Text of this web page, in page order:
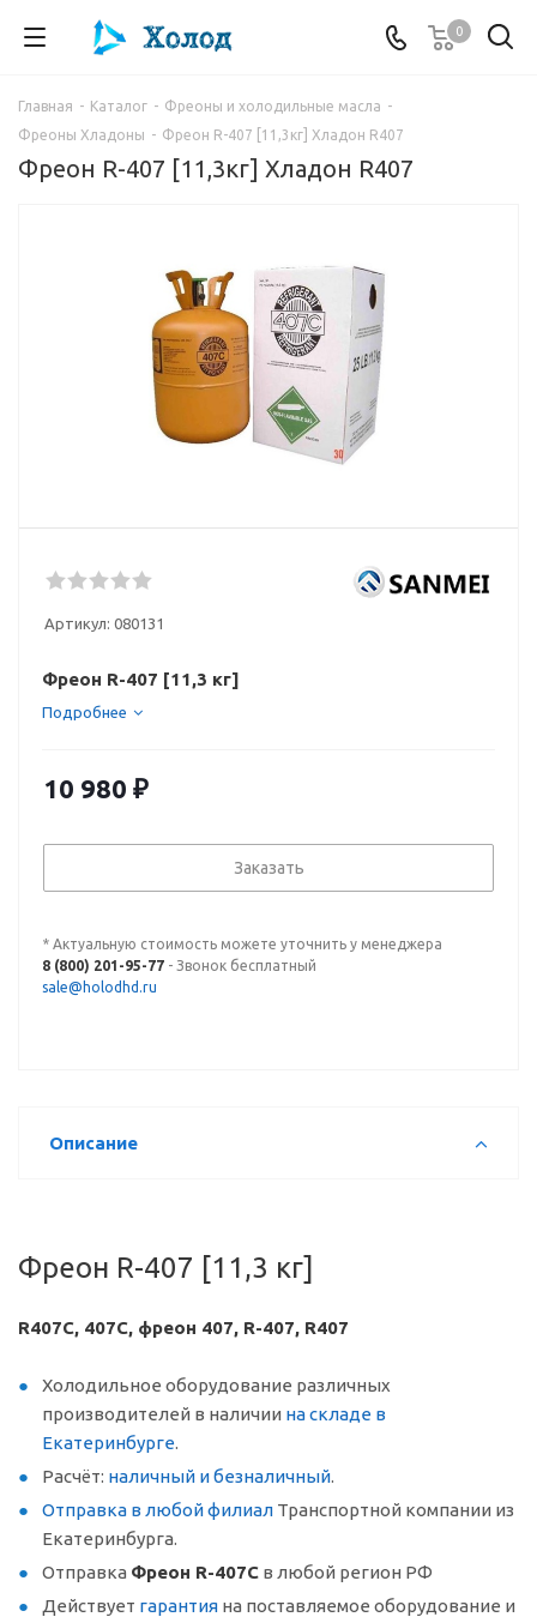
0
Главная - Каталог - Фреоны и холодильные масла -
Фреоны Хладоны - Фреон R-407 [11,3кг] Хладон R407
Фреон R-407 [11,3кг] Хладон R407
Артикул: 080131
Фреон R-407 [11,3 кг]
Подробнее
10 980 ₽
Заказать
* Актуальную стоимость можете уточнить у менеджера
8 (800) 201-95-77 - Звонок бесплатный
sale@holodhd.ru
Описание
Фреон R-407 [11,3 кг]
R407C, 407C, фреон 407, R-407, R407
Холодильное оборудование различных
производителей в наличии на складе в
Екатеринбурге.
Расчёт: наличный и безналичный.
Отправка в любой филиал Транспортной компании из
Екатеринбурга.
Отправка Фреон R-407C в любой регион РФ
Действует гарантия на поставляемое оборудование и